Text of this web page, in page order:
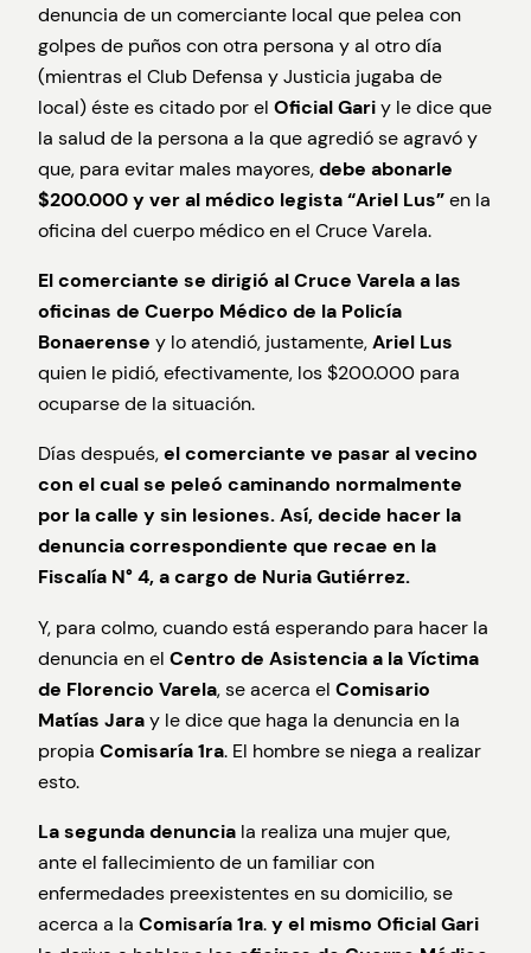
denuncia de un comerciante local que pelea con
golpes de puños con otra persona y al otro día
(mientras el Club Defensa y Justicia jugaba de
local) éste es citado por el Oficial Gariy le dice que
la salud de la persona a la que agredió se agravó y
que, para evitar males mayores,debe abonarle
$200.000 y ver al médico legista “Ariel Lus”en la
oficina del cuerpo médico en el Cruce Varela.
El comerciante se dirigió al Cruce Varela a las
oficinas de Cuerpo Médico de la Policía
Bonaerense y lo atendió, justamente,Ariel Lus
quien le pidió, efectivamente, los $200.000 para
ocuparse de la situación.
Días después,el comerciante ve pasar al vecino
con el cual se peleó caminando normalmente
por la calle y sin lesiones. Así, decide hacer la
denuncia correspondiente que recae en la
Fiscalía N° 4, a cargo de Nuria Gutiérrez.
Y, para colmo, cuando está esperando para hacer la
denuncia en el Centro de Asistencia a la Víctima
de Florencio Varela, se acerca el Comisario
Matías Jaray le dice que haga la denuncia en la
propia Comisaría 1ra. El hombre se niega a realizar
esto.
La segunda denuncia la realiza una mujer que,
ante el fallecimiento de un familiar con
enfermedades preexistentes en su domicilio, se
acerca a la Comisaría 1ra.y el mismo Oficial Gari